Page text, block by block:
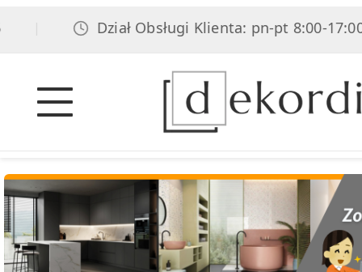
Dział Obsługi Klienta: pn-pt 8:00-17:00, sob